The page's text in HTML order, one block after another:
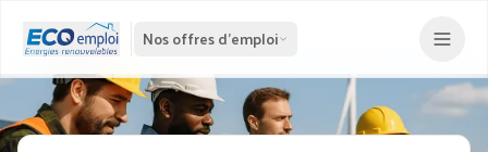
Nos offres d'emploi